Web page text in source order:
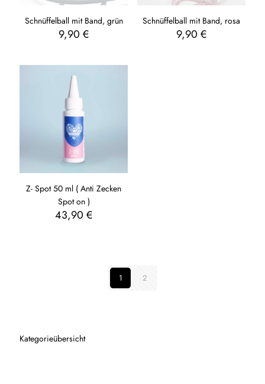
Schnüffelball mit Band, grün
9,90€
Schnüffelball mit Band, rosa
9,90 €
Z- Spot 50 ml ( Anti Zecken
Spot on )
43,90€
1 2
Kategorieübersicht